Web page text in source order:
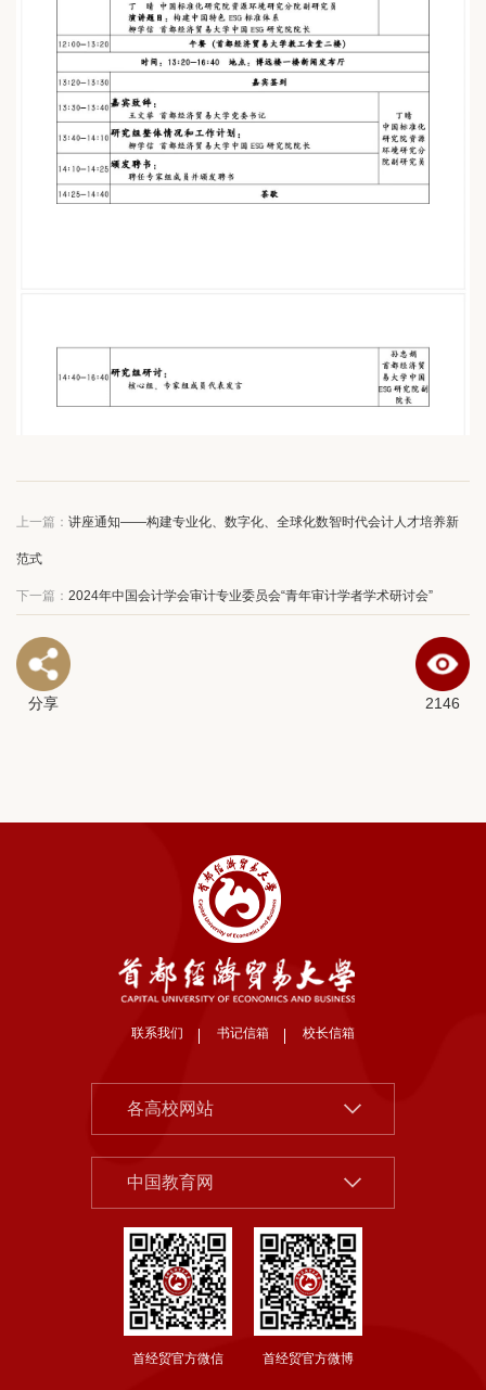
上一篇： 讲座通知——构建专业化、数字化、全球化数智时代会计人才培养新
范式
下一篇： 2024年中国会计学会审计专业委员会“青年审计学者学术研讨会”
分享 2146
各高校网站
北京大学
清华大学
中国人民大学
中央财经大学
对外经济贸易大学
上海财经大学
东北财经大学
中国教育网
中国社会科学院
北京市教委
首都之窗
教育部
国家哲学社科规划办公室
国务院发展研究中心
联系我们 书记信箱 校长信箱
首经贸官方微信 首经贸官方微博